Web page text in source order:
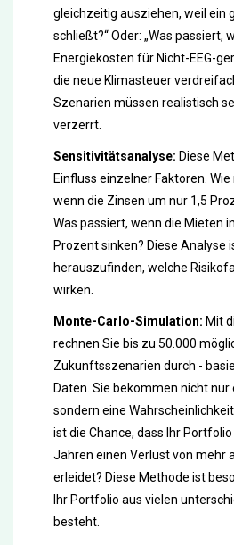
gleichzeitig ausziehen, weil ein
schließt?“ Oder: „Was passiert,
Energiekosten für Nicht-EEG-
die neue Klimasteuer
Szenarien müssen realistisch
verzerrt.
Sensitivitätsanalyse: Diese
Einfluss einzelner Faktoren.
wenn die Zinsen um nur 1,5
Was passiert, wenn die Mieten
Prozent sinken? Diese Analyse
herauszufinden, welche
wirken.
Monte-Carlo-Simulation: Mit
rechnen Sie bis zu 50.000
Zukunftsszenarien durch -
Daten. Sie bekommen nicht nur
sondern eine
ist die Chance, dass Ihr
Jahren einen Verlust von mehr
erleidet? Diese Methode ist
Ihr Portfolio aus vielen
besteht.